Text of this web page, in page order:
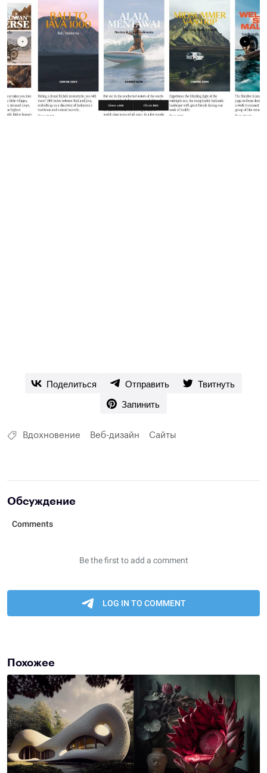
Поделиться Отправить
Твитнуть
Запинить
Вдохновение Веб-дизайн Сайты
Обсуждение
Похожее